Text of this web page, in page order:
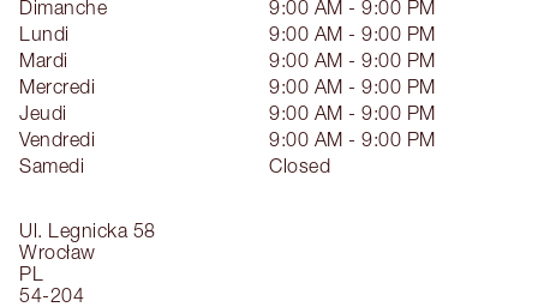
Ul. Legnicka 58
Wrocław
PL
54-204
Dimanche
9:00 AM - 9:00 PM
Lundi
9:00 AM - 9:00 PM
Mardi
9:00 AM - 9:00 PM
Mercredi
9:00 AM - 9:00 PM
Jeudi
9:00 AM - 9:00 PM
Vendredi
9:00 AM - 9:00 PM
Samedi
Closed